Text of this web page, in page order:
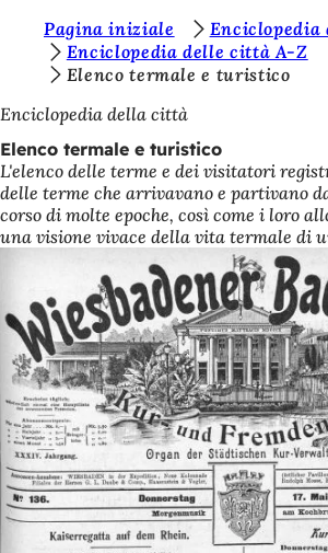
Vai al contenuto
e
t
e
q
u
:
Pagina iniziale
Enciclopedia delle città A-Z
Elenco termale e turistico
Enciclopedia della città
Elenco termale e turistico
L'elenco delle terme e dei visitatori
delle terme che arrivavano e partivano
corso di molte epoche, così come i loro
una visione vivace della vita termale di